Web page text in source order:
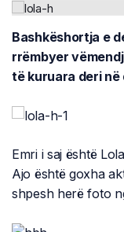
Bashkëshortja e
rrëmbyer
të kuruara deri në
Emri i saj është
Ajo është goxha
shpesh herë foto